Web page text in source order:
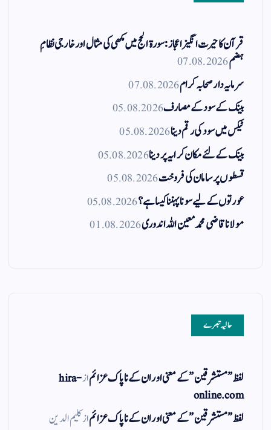
قرآن کا حیرت انگیز اعجاز: سورۃ الحج میں مکھی کی مثال اور خارجی نظامِ
ہضم07.08.2026
سرمایہ دار صحابہ کرام07.08.2026
بینک کے سود کے مصارف05.08.2026
ٹیکس میں سود کی رقم دینا05.08.2026
بینک کے لئے مکان کرایہ پر دینا05.08.2026
قسطوں پر سامان کی فروخت05.08.2026
عورتوں کے لیے سونا پہننا کیسا ہے؟05.08.2026
مولانا قاضی محمد معین اللہ اندوری01.08.2026
حالیہ تبصرے
لفظ ” مستشرقین ” کے معنی اور ان کے نا پاک عزائمازhira-
online.com
لفظ ” مستشرقین ” کے معنی اور ان کے نا پاک عزائمازکلیم الدین